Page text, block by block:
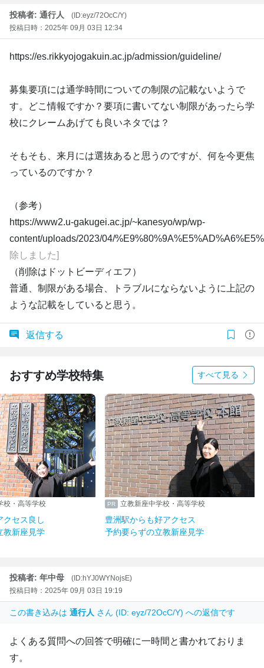
投稿者: 通行人
(ID:eyz/72OcC/Y)
投稿日時：2025年 09月 03日 12:34
https://es.rikkyojogakuin.ac.jp/admission/guideline/
募集要項には通学時間についての制限の記載ないようで
す。どこ情報ですか？要項に書いてない制限があったら学
校にクレームあげても良いネタでは？
そもそも、来月には選抜あると思うのですが、何を今更焦
っているのですか？
（参考）
https://www2.u-gakugei.ac.jp/~kanesyo/wp/wp-
content/uploads/2023/04/
除しました]
（削除はドットビーディエフ）
普通、制限がある場合、トラブルにならないように上記の
ような記載をしていると思う。
返信する
おすすめ学校特集 すべて見る
校・高等学校
クセス良し
教新座見学
立教新座中学校・高等学校
豊洲駅からも好アクセス
予約要らずの立教新座見学
投稿者: 年中母
(ID:hYJ0WYNojsE)
投稿日時：2025年 09月 03日 19:19
この書き込みは 通行人 さん (ID: eyz/72OcC/Y) への返信です
よくある質問への回答で明確に一時間と書かれておりま
す。